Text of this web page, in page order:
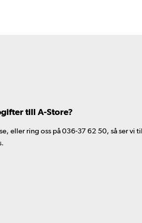
till A-Store?
eller ring oss på 036-37 62 50, så ser vi till